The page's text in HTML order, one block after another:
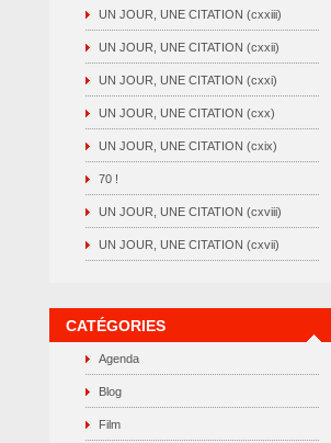
UN JOUR, UNE CITATION (cxxiii)
UN JOUR, UNE CITATION (cxxii)
UN JOUR, UNE CITATION (cxxi)
UN JOUR, UNE CITATION (cxx)
UN JOUR, UNE CITATION (cxix)
70 !
UN JOUR, UNE CITATION (cxviii)
UN JOUR, UNE CITATION (cxvii)
CATÉGORIES
Agenda
Blog
Film